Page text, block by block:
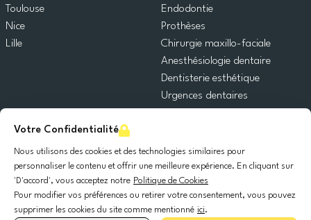
Votre Confidentialité
Nous utilisons des cookies et des technologies similaires pour
personnaliser le contenu et offrir une meilleure expérience. En cliquant sur
'D'accord', vous acceptez notre Politique de Cookies
Pour modifier vos préférences ou retirer votre consentement, vous pouvez
supprimer les cookies du site comme mentionné ici.
Toulouse
Nice
Lille
Endodontie
Prothèses
Chirurgie maxillo-faciale
Anesthésiologie dentaire
Dentisterie esthétique
Urgences dentaires
Chirurgie orale
Implantologie dentaire
Parodontie